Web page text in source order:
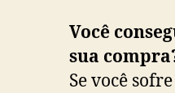
Você
sua
Se você